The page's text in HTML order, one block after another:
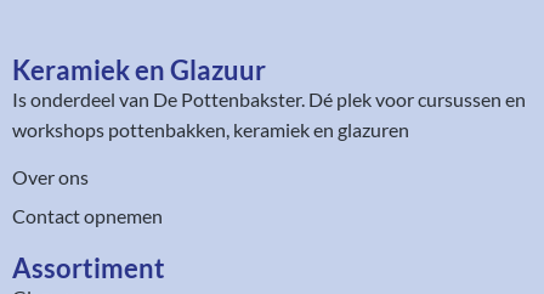
Keramiek en Glazuur​
Is onderdeel van De Pottenbakster. Dé plek voor cursussen en
workshops pottenbakken, keramiek en glazuren
Over ons
Contact opnemen
Assortiment​